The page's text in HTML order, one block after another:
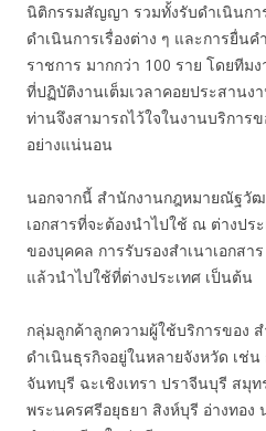
นิติกรรมสัญญา รวมทั้งรับดำเนินก
ดำเนินการเรื่องต่าง ๆ และการยื่
ราชการ มากกว่า 100 ราย โดยที
ที่ปฏิบัติงานเต็มเวลาคอยประสานง
ท่านจึงสามารถไว้ใจในงานบริการ
อย่างแน่นอน
นอกจากนี้ สำนักงานกฎหมายณัฐวั
เอกสารที่จะต้องนำไปใช้ ณ ต่างปร
ของบุคคล การรับรองสำเนาเอกสา
แล้วนำไปใช้ที่ต่างประเทศ เป็นต้น
กลุ่มลูกค้าลูกความผู้ใช้บริการของ
ดำเนินธุรกิจอยู่ในหลายจังหวัด เช่
จันทบุรี ฉะเชิงเทรา ปราจีนบุรี สมุ
พระนครศรีอยุธยา สิงห์บุรี อ่างทอ